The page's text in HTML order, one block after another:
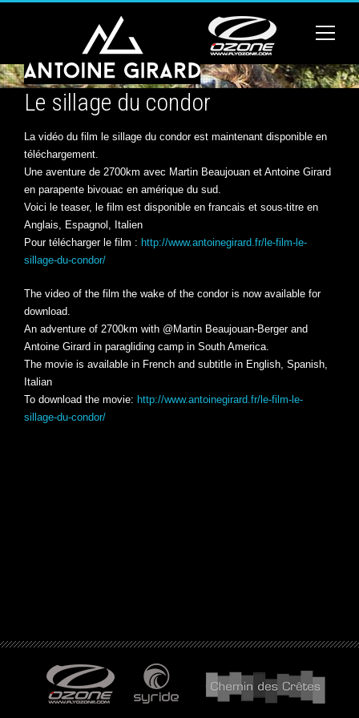
Le sillage du condor
La vidéo du film le sillage du condor est maintenant disponible en
téléchargement.
Une aventure de 2700km avec Martin Beaujouan et Antoine Girard
en parapente bivouac en amérique du sud.
Voici le teaser, le film est disponible en francais et sous-titre en
Anglais, Espagnol, Italien
Pour télécharger le film : http://www.antoinegirard.fr/le-film-le-
sillage-du-condor/
The video of the film the wake of the condor is now available for
download.
An adventure of 2700km with @Martin Beaujouan-Berger and
Antoine Girard in paragliding camp in South America.
The movie is available in French and subtitle in English, Spanish,
Italian
To download the movie: http://www.antoinegirard.fr/le-film-le-
sillage-du-condor/